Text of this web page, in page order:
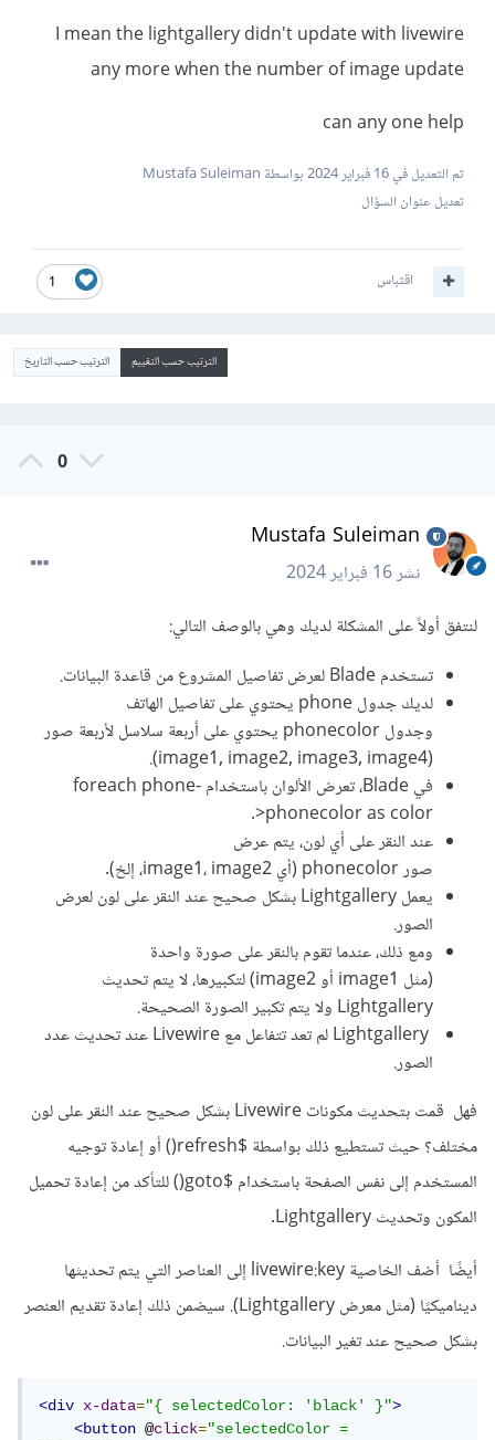
I mean the lightgallery didn't update with livewire
any more when the number of image update
can any one help
تم التعديل في16 فبراير 2024
بواسطة Mustafa Suleiman
تعديل عنوان السؤال
1 اقتباس
الترتيب حسب التقييم الترتيب حسب التاريخ
0
Mustafa Suleiman
نشر16 فبراير 2024
لنتفق أولاً على المشكلة لديك وهي بالوصف التالي:
تستخدم Blade لعرض تفاصيل المشروع من قاعدة البيانات.
لديك جدول phone يحتوي على تفاصيل الهاتف
وجدول phonecolor يحتوي على أربعة سلاسل لأربعة صور
في Blade، تعرض الألوان باستخدام foreach phone-
>phonecolor as color.
عند النقر على أي لون، يتم عرض
صور phonecolor (أي image1، image2، إلخ).
يعمل Lightgallery بشكل صحيح عند النقر على لون لعرض
الصور.
ومع ذلك، عندما تقوم بالنقر على صورة واحدة
(مثل image1 أو image2) لتكبيرها، لا يتم تحديث
Lightgallery ولا يتم تكبير الصورة الصحيحة.
Lightgallery لم تعد تتفاعل مع Livewire عند تحديث عدد
الصور.
فهل قمت بتحديث مكونات Livewire بشكل صحيح عند النقر على لون
مختلف؟ حيث تستطيع ذلك بواسطة $refresh() أو إعادة توجيه
المستخدم إلى نفس الصفحة باستخدام $goto() للتأكد من إعادة تحميل
المكون وتحديث Lightgallery.
أيضًا أضف الخاصية livewire:key إلى العناصر التي يتم تحديثها
ديناميكيًا (مثل معرض Lightgallery). سيضمن ذلك إعادة تقديم العنصر
بشكل صحيح عند تغير البيانات.
<div x-data="{ selectedColor: 'black' }">
<button @click="selectedColor =